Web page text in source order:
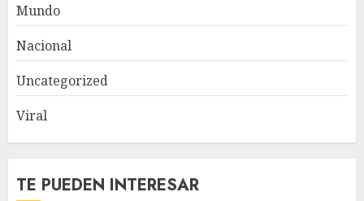
Mundo
Nacional
Uncategorized
Viral
TE PUEDEN INTERESAR